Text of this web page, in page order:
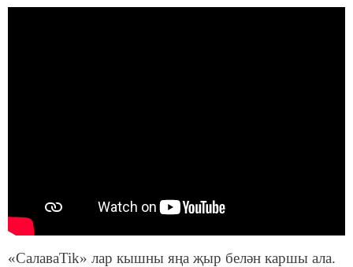
«СалаваTik» лар кышны яңа җыр белән каршы ала.